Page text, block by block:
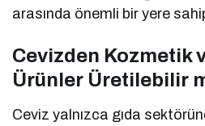
arasında önemli bir yere
Cevizden Kozmetik
Ürünler Üretilebilir
Ceviz yalnızca gıda